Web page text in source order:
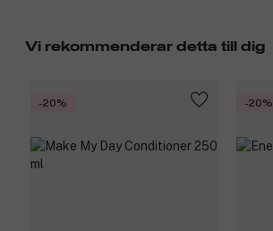
Vi rekommenderar detta till dig
-20% -20%